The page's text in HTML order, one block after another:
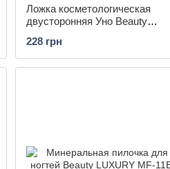
Ложка косметологическая
двусторонняя Уно Beauty
228 грн